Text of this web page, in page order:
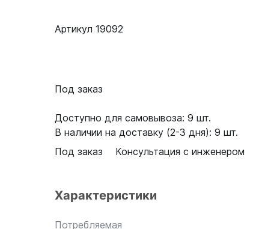
Артикул 19092
Под заказ
Доступно для самовывоза: 9 шт.
В наличии на доставку (2-3 дня): 9 шт.
Под заказ
Консультация с инженером
Характеристики
Потребляемая